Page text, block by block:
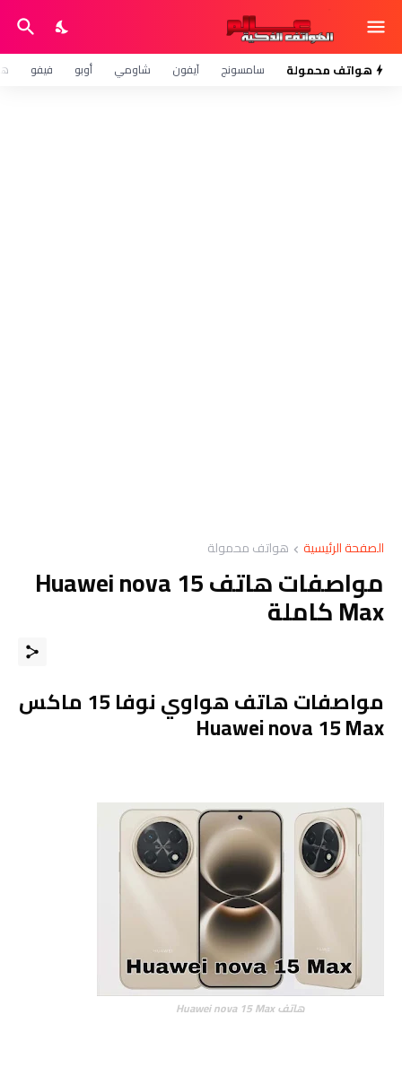
هواتف محمولة سامسونج آيفون شاومي أوبو فيفو
الصفحة الرئيسية هواتف محمولة
مواصفات هاتف Huawei nova 15
Max كاملة
مواصفات هاتف هواوي نوفا 15 ماكس
Huawei nova 15 Max
هاتف Huawei nova 15 Max